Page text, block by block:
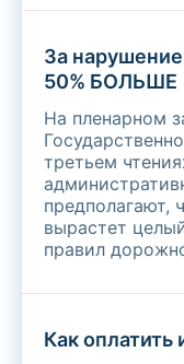
За
50% БОЛЬШЕ
На пленарном
третьем
предполагают,
вырастет
правил
Как оплатить